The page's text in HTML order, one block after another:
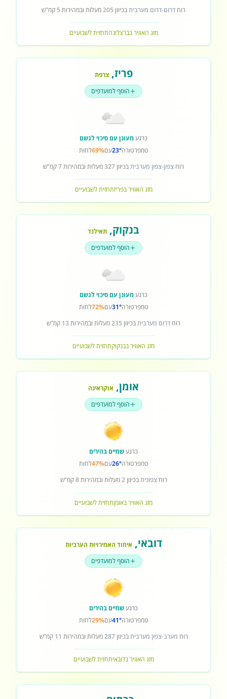
רוח דרום-דרום מערביתבכיוון 205מעלות ובמהירות 5 קמ"ש
מזג האוויר בברצלונהתחזית לשבועיים
פריז,צרפת
הוסף למועדפים
כרגעמעונן עם סיכוי לגשם
טמפרטורה23°עם69%לחות
רוח צפון-צפון מערביתבכיוון327מעלות ובמהירות7קמ"ש
מזג האוויר בפריזתחזית לשבועיים
בנקוק, תאילנד
הוסף למועדפים
כרגעמעונן עם סיכוי לגשם
טמפרטורה31°עם72%לחות
רוח דרום מערביתבכיוון 235מעלות ובמהירות 13 קמ"ש
מזג האוויר בבנקוקתחזית לשבועיים
אומן, אוקראינה
הוסף למועדפים
כרגעשמיים בהירים
טמפרטורה26°עם47%לחות
רוחצפוניתבכיוון2מעלות ובמהירות8קמ"ש
מזג האוויר באומןתחזית לשבועיים
דובאי, איחוד האמירויות הערביות
הוסף למועדפים
כרגעשמיים בהירים
טמפרטורה41°עם29%לחות
רוח מערב-צפון מערביתבכיוון287מעלות ובמהירות 11 קמ"ש
מזג האוויר בדובאיתחזית לשבועיים